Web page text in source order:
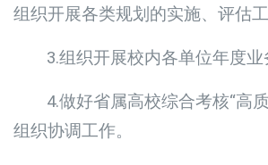
组织开展各类规划的实施、评估工
3.组织开展校内各单位年度业
4.做好省属高校综合考核“高
组织协调工作。